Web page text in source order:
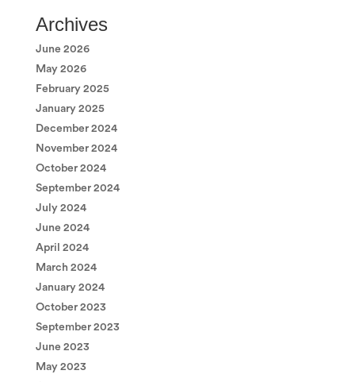
Archives
June 2026
May 2026
February 2025
January 2025
December 2024
November 2024
October 2024
September 2024
July 2024
June 2024
April 2024
March 2024
January 2024
October 2023
September 2023
June 2023
May 2023